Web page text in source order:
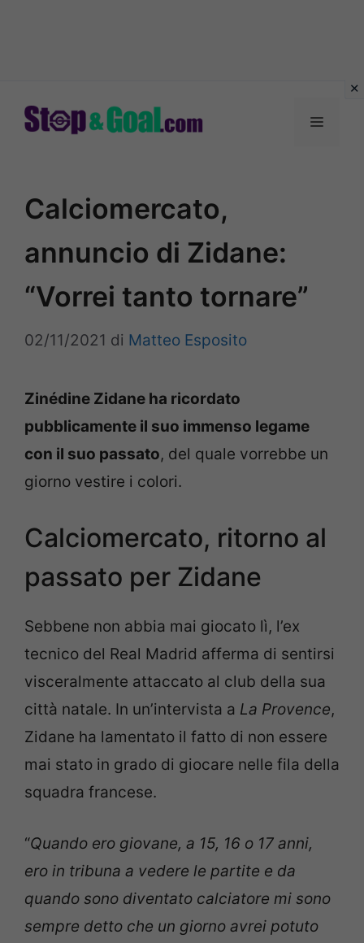
Menu
Calciomercato,
annuncio di Zidane:
“Vorrei tanto tornare”
02/11/2021 di Matteo Esposito
Zinédine Zidane ha ricordato
pubblicamente il suo immenso legame
con il suo passato, del quale vorrebbe un
giorno vestire i colori.
Calciomercato, ritorno al
passato per Zidane
Sebbene non abbia mai giocato lì, l’ex
tecnico del Real Madrid afferma di sentirsi
visceralmente attaccato al club della sua
città natale. In un’intervista a La Provence,
Zidane ha lamentato il fatto di non essere
mai stato in grado di giocare nelle fila della
squadra francese.
“Quando ero giovane, a 15, 16 o 17 anni,
ero in tribuna a vedere le partite e da
quando sono diventato calciatore mi sono
sempre detto che un giorno avrei potuto